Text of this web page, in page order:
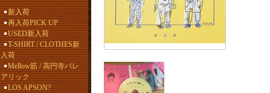
新入荷
再入荷PICK UP
USED新入荷
T-SHIRT / CLOTHES新
入荷
Mellow筋 / 高円寺バレ
アリック
LOS APSON?